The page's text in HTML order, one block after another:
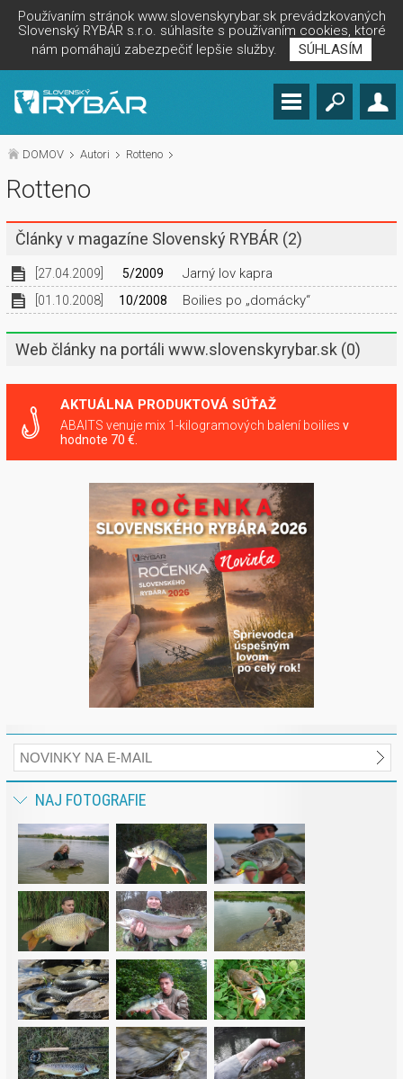
Používaním stránok www.slovenskyrybar.sk prevádzkovaných
Slovenský RYBÁR s.r.o. súhlasíte s používaním cookies, ktoré
nám pomáhajú zabezpečiť lepšie služby.
SÚHLASÍM
DOMOV Autori Rotteno
Rotteno
Články v magazíne Slovenský RYBÁR (2)
[27.04.2009] 5/2009 Jarný lov kapra
[01.10.2008] 10/2008 Boilies po „domácky“
Web články na portáli www.slovenskyrybar.sk (0)
AKTUÁLNA PRODUKTOVÁ SÚŤAŽ
ABAITS venuje mix 1-kilogramových balení boilies v
hodnote 70 €.
NAJ FOTOGRAFIE